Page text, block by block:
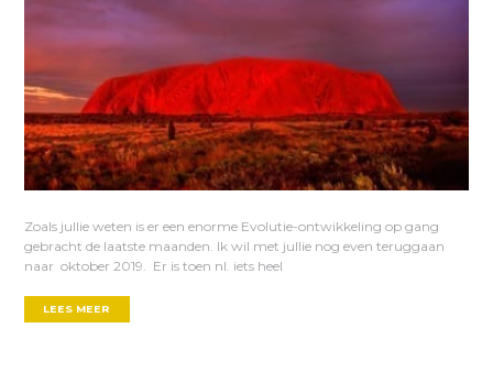
Zoals jullie weten is er een enorme Evolutie-ontwikkeling op gang
gebracht de laatste maanden. Ik wil met jullie nog even teruggaan
naar oktober 2019. Er is toen nl. iets heel
LEES MEER